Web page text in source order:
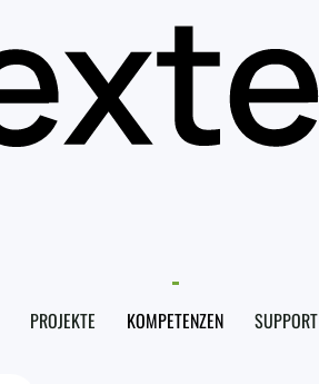
PROJEKTE KOMPETENZEN SUPPORT